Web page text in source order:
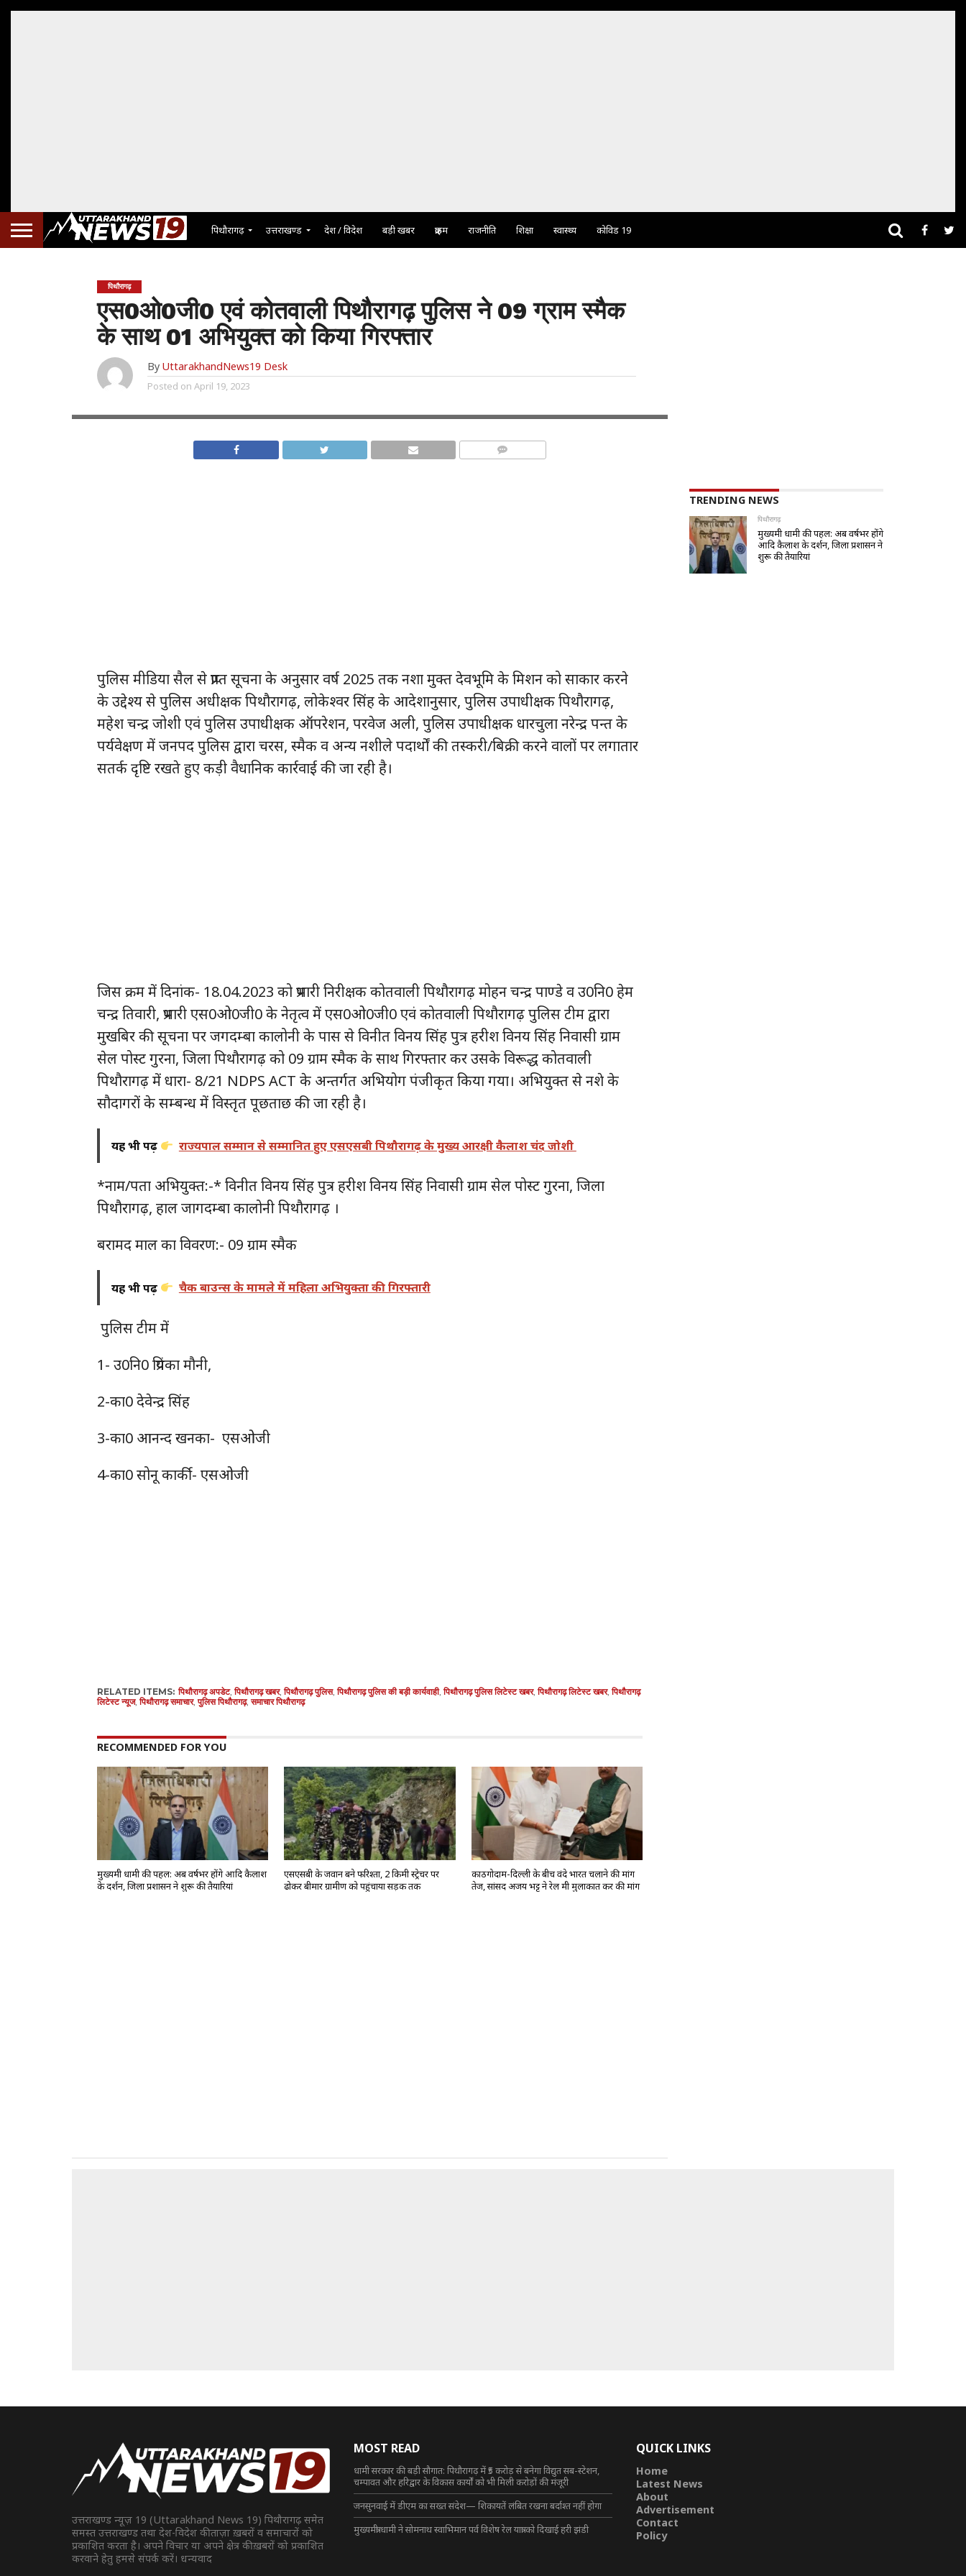
पिथौरागढ़ उत्तराखण्ड देश / विदेश बड़ी खबर क्राइम राजनीति शिक्षा स्वास्थ्य कोविड 19
पिथौरागढ़
एस0ओ0जी0 एवं कोतवाली पिथौरागढ़ पुलिस ने 09 ग्राम स्मैक
के साथ 01 अभियुक्त को किया गिरफ्तार
By UttarakhandNews19 Desk
Posted on April 19, 2023
पुलिस मीडिया सैल से प्राप्त सूचना के अनुसार वर्ष 2025 तक नशा मुक्त देवभूमि के मिशन को साकार करने
के उद्देश्य से पुलिस अधीक्षक पिथौरागढ़, लोकेश्वर सिंह के आदेशानुसार, पुलिस उपाधीक्षक पिथौरागढ़,
महेश चन्द्र जोशी एवं पुलिस उपाधीक्षक ऑपरेशन, परवेज अली, पुलिस उपाधीक्षक धारचुला नरेन्द्र पन्त के
पर्यवेक्षण में जनपद पुलिस द्वारा चरस, स्मैक व अन्य नशीले पदार्थों की तस्करी/बिक्री करने वालों पर लगातार
सतर्क दृष्टि रखते हुए कड़ी वैधानिक कार्रवाई की जा रही है।
जिस क्रम में दिनांक- 18.04.2023 को प्रभारी निरीक्षक कोतवाली पिथौरागढ़ मोहन चन्द्र पाण्डे व उ0नि0 हेम
चन्द्र तिवारी, प्रभारी एस0ओ0जी0 के नेतृत्व में एस0ओ0जी0 एवं कोतवाली पिथौरागढ़ पुलिस टीम द्वारा
मुखबिर की सूचना पर जगदम्बा कालोनी के पास से विनीत विनय सिंह पुत्र हरीश विनय सिंह निवासी ग्राम
सेल पोस्ट गुरना, जिला पिथौरागढ़ को 09 ग्राम स्मैक के साथ गिरफ्तार कर उसके विरूद्ध कोतवाली
पिथौरागढ़ में धारा- 8/21 NDPS ACT के अन्तर्गत अभियोग पंजीकृत किया गया। अभियुक्त से नशे के
सौदागरों के सम्बन्ध में विस्तृत पूछताछ की जा रही है।
यह भी पढ़ें राज्यपाल सम्मान से सम्मानित हुए एसएसबी पिथौरागढ़ के मुख्य आरक्षी कैलाश चंद जोशी
*नाम/पता अभियुक्त:-* विनीत विनय सिंह पुत्र हरीश विनय सिंह निवासी ग्राम सेल पोस्ट गुरना, जिला
पिथौरागढ़, हाल जागदम्बा कालोनी पिथौरागढ़ ।
बरामद माल का विवरण:- 09 ग्राम स्मैक
यह भी पढ़ें चैक बाउन्स के मामले में महिला अभियुक्ता की गिरफ्तारी
पुलिस टीम में
1- उ0नि0 प्रियंका मौनी,
2-का0 देवेन्द्र सिंह
3-का0 आनन्द खनका- एसओजी
4-का0 सोनू कार्की- एसओजी
RELATED ITEMS: पिथौरागढ़ अपडेट,पिथौरागढ़ खबर,पिथौरागढ़ पुलिस,पिथौरागढ़ पुलिस की बड़ी कार्यवाही,पिथौरागढ़ पुलिस लिटेस्ट खबर,पिथौरागढ़ लिटेस्ट खबर,पिथौरागढ़
लिटेस्ट न्यूज,पिथौरागढ़ समाचार,पुलिस पिथौरागढ़,समाचार पिथौरागढ़
RECOMMENDED FOR YOU
मुख्यमंत्री धामी की पहल: अब वर्षभर होंगे आदि कैलाश
के दर्शन, जिला प्रशासन ने शुरू की तैयारियां
एसएसबी के जवान बने फरिश्ता, 2 किमी स्ट्रेचर पर
ढोकर बीमार ग्रामीण को पहुंचाया सड़क तक
काठगोदाम-दिल्ली के बीच वंदे भारत चलाने की मांग
तेज, सांसद अजय भट्ट ने रेल मंत्री मुलाकात कर की मांग
TRENDING NEWS
पिथौरागढ़
मुख्यमंत्री धामी की पहल: अब वर्षभर होंगे
आदि कैलाश के दर्शन, जिला प्रशासन ने
शुरू की तैयारियां
उत्तराखण्ड न्यूज़ 19 (Uttarakhand News 19) पिथौरागढ़ समेत
समस्त उत्तराखण्ड तथा देश-विदेश की ताज़ा ख़बरों व समाचारों को
प्रकाशित करता है। अपने विचार या अपने क्षेत्र की ख़बरों को प्रकाशित
करवाने हेतु हमसे संपर्क करें। धन्यवाद
MOST READ
धामी सरकार की बड़ी सौगात: पिथौरागढ़ में ₹5 करोड़ से बनेगा विद्युत सब-स्टेशन,
चम्पावत और हरिद्वार के विकास कार्यों को भी मिली करोड़ों की मंजूरी
जनसुनवाई में डीएम का सख्त संदेश— शिकायतें लंबित रखना बर्दाश्त नहीं होगा
मुख्यमंत्री धामी ने सोमनाथ स्वाभिमान पर्व विशेष रेल यात्रा को दिखाई हरी झंडी
QUICK LINKS
Home
Latest News
About
Advertisement
Contact
Policy